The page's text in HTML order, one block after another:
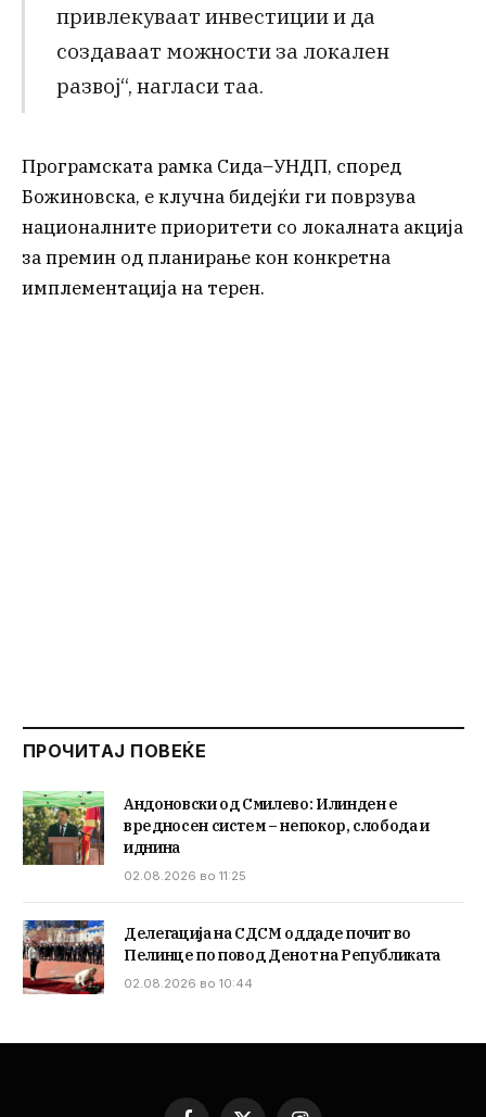
привлекуваат инвестиции и да
создаваат можности за локален
развој“, нагласи таа.
Програмската рамка Сида–УНДП, според
Божиновска, е клучна бидејќи ги поврзува
националните приоритети со локалната акција
за премин од планирање кон конкретна
имплементација на терен.
ПРОЧИТАЈ ПОВЕЌЕ
Андоновски од Смилево: Илинден е
вредносен систем – непокор, слобода и
иднина
02.08.2026 во 11:25
Делегација на СДСМ оддаде почит во
Пелинце по повод Денот на Републиката
02.08.2026 во 10:44